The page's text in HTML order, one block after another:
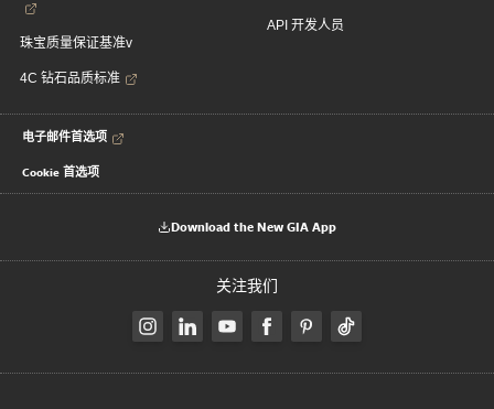
珠宝质量保证基准v
4C 钻石品质标准
API 开发人员
电子邮件首选项
Cookie 首选项
Download the New GIA App
关注我们